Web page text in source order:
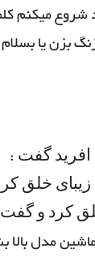
شروع میکنم
بزن یا
ﺍﻓﺮﯾﺪ ﮔﻔﺖ :
ﺧﻠﻖ
ﮐﺮﺩ ﻭ
مدل